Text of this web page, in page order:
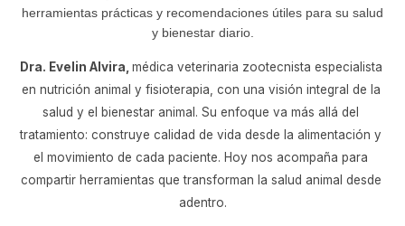
herramientas prácticas y recomendaciones útiles para su salud
y bienestar diario.
Dra. Evelin Alvira, médica veterinaria zootecnista especialista
en nutrición animal y fisioterapia, con una visión integral de la
salud y el bienestar animal. Su enfoque va más allá del
tratamiento: construye calidad de vida desde la alimentación y
el movimiento de cada paciente. Hoy nos acompaña para
compartir herramientas que transforman la salud animal desde
adentro.